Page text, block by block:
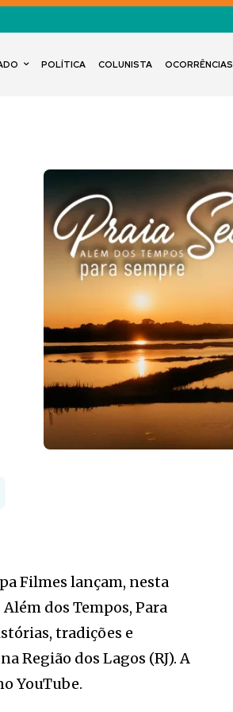
POLÍTICA COLUNISTA OCORRÊNCIAS
Filmes lançam, nesta
dos Tempos, Para
tradições e
Região dos Lagos (RJ). A
YouTube.